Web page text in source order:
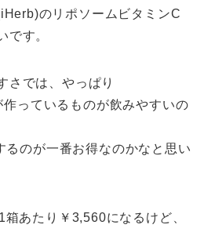
のリポソームビタミンC
です。
さでは、やっぱり
っているものが飲みやすいの
のが一番お得なのかなと思い
あたり￥3,560になるけど、